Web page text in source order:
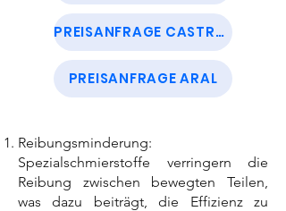
PREISANFRAGE CASTROL
PREISANFRAGE ARAL
Reibungsminderung:
Spezialschmierstoffe verringern die
Reibung zwischen bewegten Teilen,
was dazu beiträgt, die Effizienz zu